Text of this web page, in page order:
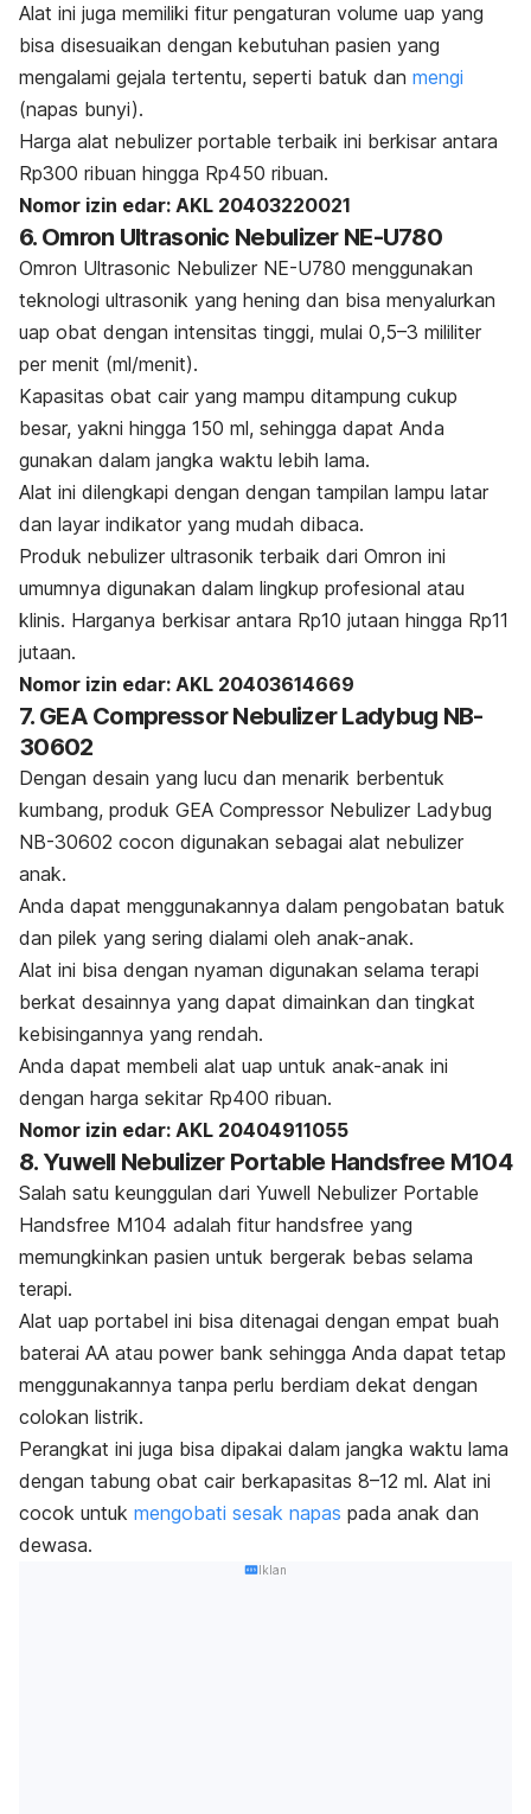
Alat ini juga memiliki fitur pengaturan volume uap yang
bisa disesuaikan dengan kebutuhan pasien yang
mengalami gejala tertentu, seperti batuk dan mengi
(napas bunyi).
Harga alat nebulizer portable terbaik ini berkisar antara
Rp300 ribuan hingga Rp450 ribuan.
Nomor izin edar: AKL 20403220021
6. Omron Ultrasonic Nebulizer NE-U780
Omron Ultrasonic Nebulizer NE-U780 menggunakan
teknologi ultrasonik yang hening dan bisa menyalurkan
uap obat dengan intensitas tinggi, mulai 0,5–3 mililiter
per menit (ml/menit).
Kapasitas obat cair yang mampu ditampung cukup
besar, yakni hingga 150 ml, sehingga dapat Anda
gunakan dalam jangka waktu lebih lama.
Alat ini dilengkapi dengan dengan tampilan lampu latar
dan layar indikator yang mudah dibaca.
Produk nebulizer ultrasonik terbaik dari Omron ini
umumnya digunakan dalam lingkup profesional atau
klinis. Harganya berkisar antara Rp10 jutaan hingga Rp11
jutaan.
Nomor izin edar: AKL 20403614669
7. GEA Compressor Nebulizer Ladybug NB-
30602
Dengan desain yang lucu dan menarik berbentuk
kumbang, produk GEA Compressor Nebulizer Ladybug
NB-30602 cocon digunakan sebagai alat nebulizer
anak.
Anda dapat menggunakannya dalam pengobatan batuk
dan pilek yang sering dialami oleh anak-anak.
Alat ini bisa dengan nyaman digunakan selama terapi
berkat desainnya yang dapat dimainkan dan tingkat
kebisingannya yang rendah.
Anda dapat membeli alat uap untuk anak-anak ini
dengan harga sekitar Rp400 ribuan.
Nomor izin edar: AKL 20404911055
8. Yuwell Nebulizer Portable Handsfree M104
Salah satu keunggulan dari Yuwell Nebulizer Portable
Handsfree M104 adalah fitur handsfree yang
memungkinkan pasien untuk bergerak bebas selama
terapi.
Alat uap portabel ini bisa ditenagai dengan empat buah
baterai AA atau power bank sehingga Anda dapat tetap
menggunakannya tanpa perlu berdiam dekat dengan
colokan listrik.
Perangkat ini juga bisa dipakai dalam jangka waktu lama
dengan tabung obat cair berkapasitas 8–12 ml. Alat ini
cocok untuk mengobati sesak napas pada anak dan
dewasa.
Iklan